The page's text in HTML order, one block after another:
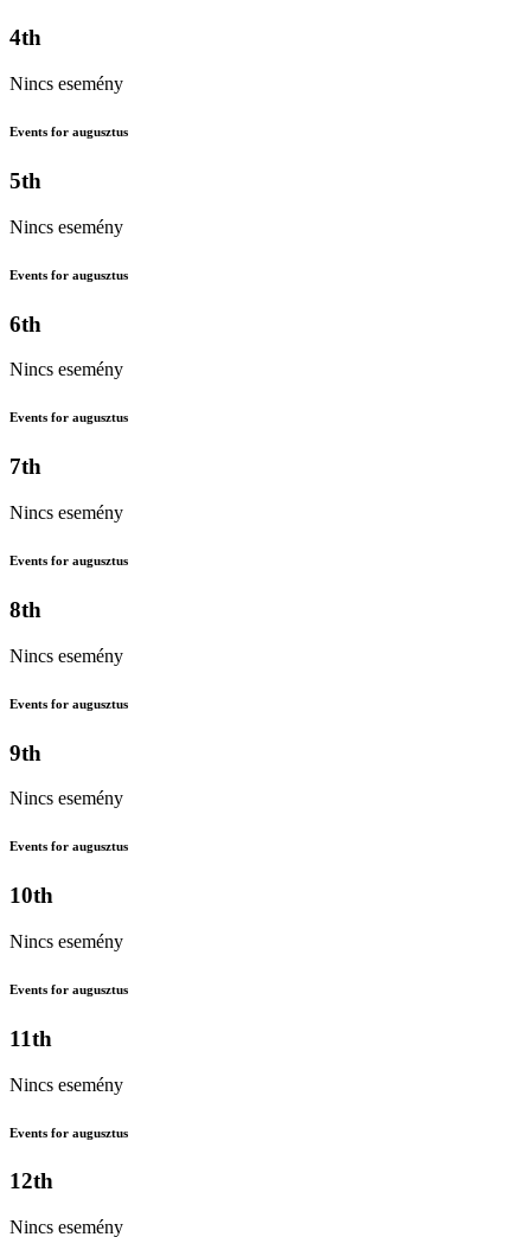
4th
Nincs esemény
Events for augusztus
5th
Nincs esemény
Events for augusztus
6th
Nincs esemény
Events for augusztus
7th
Nincs esemény
Events for augusztus
8th
Nincs esemény
Events for augusztus
9th
Nincs esemény
Events for augusztus
10th
Nincs esemény
Events for augusztus
11th
Nincs esemény
Events for augusztus
12th
Nincs esemény